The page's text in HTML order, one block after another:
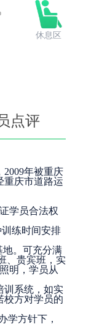
休息区
点评
年被重庆
重庆市道路运
学员合法权
练时间安排
地。可充分满
、贵宾班，实
明，学员从
训系统，如实
校方对学员的
学方针下，